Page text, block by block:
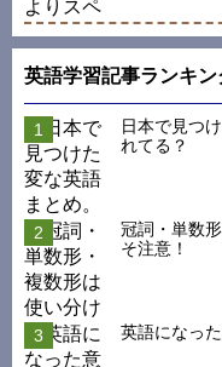
英語学習記事ランキン
日本で見つ
れてる？
冠詞・単数
そ注意！
英語になっ